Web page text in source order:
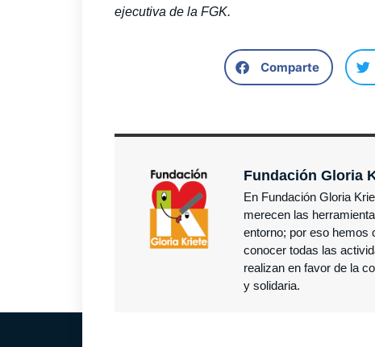
ejecutiva de la FGK.
Comparte
Fundación Gloria
En Fundación Gloria
merecen las
entorno; por eso hemos
conocer todas las
realizan en favor de la
y solidaria.